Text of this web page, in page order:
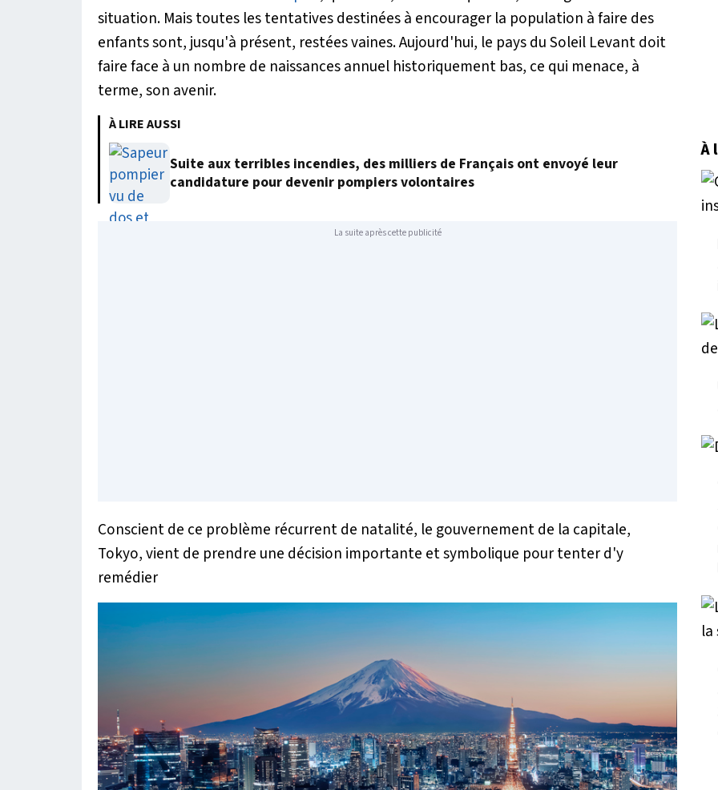
situation. Mais toutes les tentatives destinées à encourager la population à faire des
enfants sont, jusqu'à présent, restées vaines. Aujourd'hui, le pays du Soleil Levant doit
faire face à un nombre de naissances annuel historiquement bas, ce qui menace, à
terme, son avenir.
À LIRE AUSSI
Suite aux terribles incendies, des milliers de Français ont envoyé leur
candidature pour devenir pompiers volontaires
La suite après cette publicité
Conscient de ce problème récurrent de natalité, le gouvernement de la capitale,
Tokyo, vient de prendre une décision importante et symbolique pour tenter d'y
remédier
À